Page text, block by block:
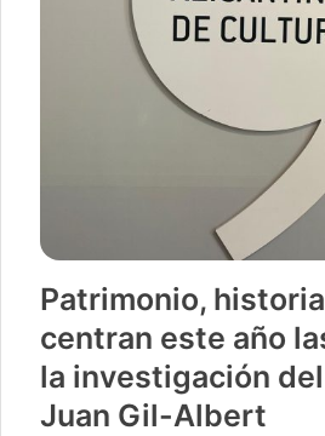
Patrimonio,
centran este año
la investigación
Juan Gil-Albert